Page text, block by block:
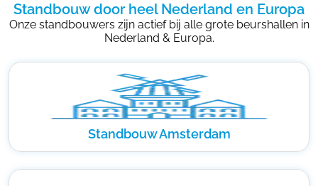
Standbouw door heel Nederland en Europa
Onze standbouwers zijn actief bij alle grote beurshallen in
Nederland & Europa.
Standbouw Amsterdam